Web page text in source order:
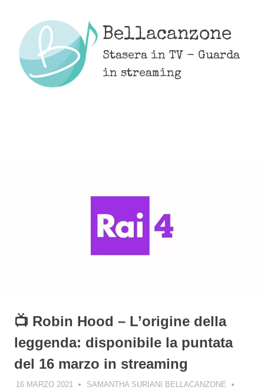
content
Bellacanzone
Stasera in TV - Guarda
in streaming
📺 Robin Hood – L’origine della
leggenda: disponibile la puntata
del 16 marzo in streaming
16 MARZO 2021
SAMANTHA SURIANI BELLACANZONE